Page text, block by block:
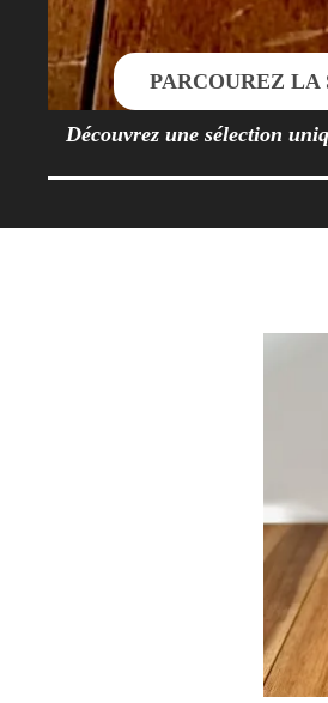
PARCOUREZ LA
Découvrez une sélection